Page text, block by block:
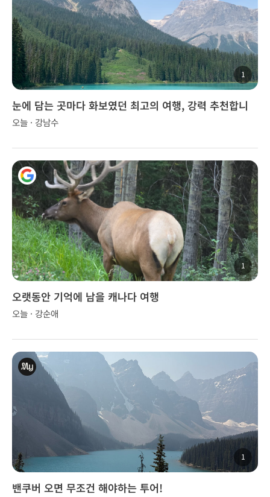
1
눈에 담는 곳마다 화보였던 최고의 여행, 강력 추천합니
다!
오늘 · 강남수
1
오랫동안 기억에 남을 캐나다 여행
오늘 · 강순애
1
밴쿠버 오면 무조건 해야하는 투어!